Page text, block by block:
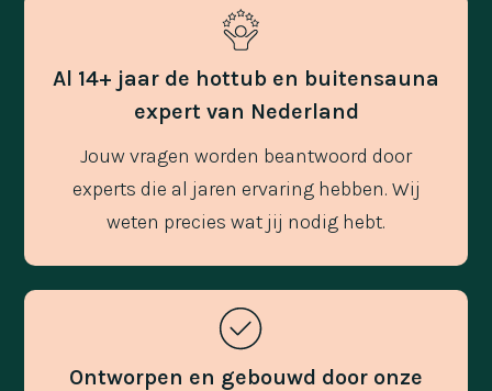
Al 14+ jaar de hottub en buitensauna
expert van Nederland
Jouw vragen worden beantwoord door
experts die al jaren ervaring hebben. Wij
weten precies wat jij nodig hebt.
Ontworpen en gebouwd door onze